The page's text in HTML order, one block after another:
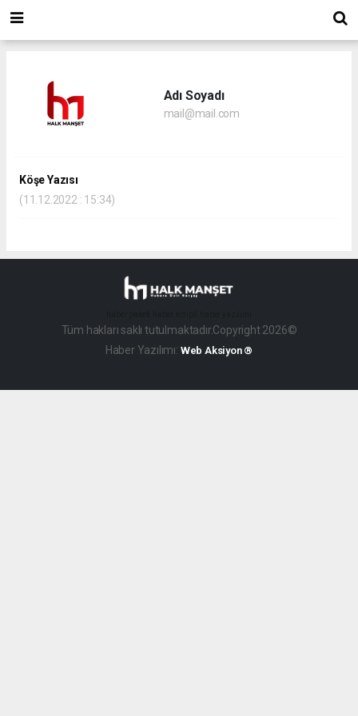
Adı Soyadı
mail@mail.com
Köşe Yazısı
(11.12.2022 : 15:34)
Tüm hakları saklı tutulmaktadır.Copyright 2026©
Haber Yazılımı: Web Aksiyon ®